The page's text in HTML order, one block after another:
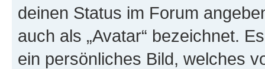
deinen Status im Forum
auch als „Avatar“ bezeichnet.
ein persönliches Bild, welches